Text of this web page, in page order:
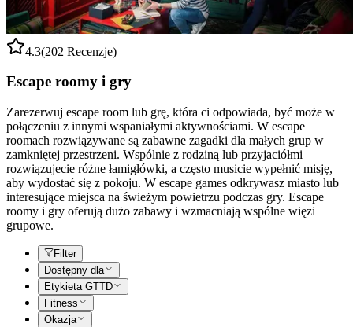
4.3(202 Recenzje)
Escape roomy i gry
Zarezerwuj escape room lub grę, która ci odpowiada, być może w
połączeniu z innymi wspaniałymi aktywnościami. W escape
roomach rozwiązywane są zabawne zagadki dla małych grup w
zamkniętej przestrzeni. Wspólnie z rodziną lub przyjaciółmi
rozwiązujecie różne łamigłówki, a często musicie wypełnić misję,
aby wydostać się z pokoju. W escape games odkrywasz miasto lub
interesujące miejsca na świeżym powietrzu podczas gry. Escape
roomy i gry oferują dużo zabawy i wzmacniają wspólne więzi
grupowe.
Filter
Dostępny dla
Etykieta GTTD
Fitness
Okazja